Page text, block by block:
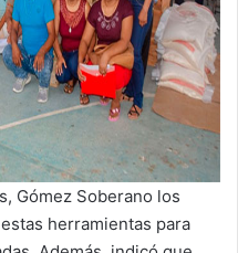
Gómez Soberano los
herramientas para